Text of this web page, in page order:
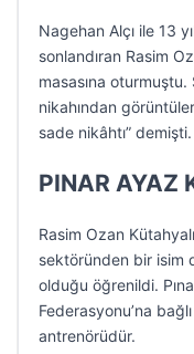
Nagehan Alçı ile 13
sonlandıran Rasim
masasına
nikahından
sade nikâhtı” demişti.
PINAR AYAZ
Rasim Ozan
sektöründen bir isim
olduğu öğrenildi.
Federasyonu’na
antrenörüdür.